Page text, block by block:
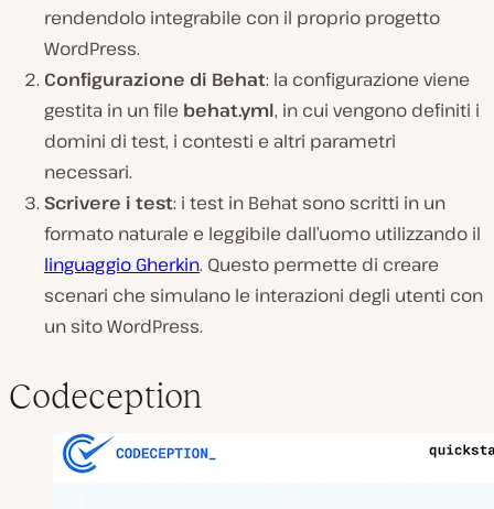
rendendolo integrabile con il proprio progetto
WordPress.
Configurazione di Behat: la configurazione viene
gestita in un file behat.yml, in cui vengono definiti i
domini di test, i contesti e altri parametri
necessari.
Scrivere i test: i test in Behat sono scritti in un
formato naturale e leggibile dall’uomo utilizzando il
linguaggio Gherkin. Questo permette di creare
scenari che simulano le interazioni degli utenti con
un sito WordPress.
Codeception